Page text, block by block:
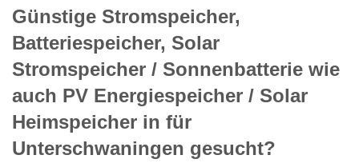
Günstige Stromspeicher,
Batteriespeicher, Solar
Stromspeicher / Sonnenbatterie wie
auch PV Energiespeicher / Solar
Heimspeicher in für
Unterschwaningen gesucht?